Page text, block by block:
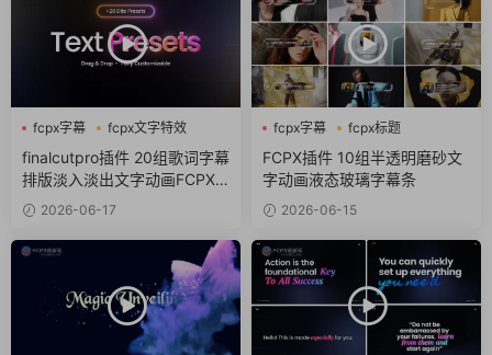
fcpx字幕
fcpx文字特效
fcpx标题
finalcutpro插件 20组歌词字幕
排版淡入淡出文字动画FCPX
插件2026-06-17
fcpx字幕
fcpx标题
商务风
FCPX插件 10组半透明磨砂文
字动画液态玻璃字幕条
2026-06-15